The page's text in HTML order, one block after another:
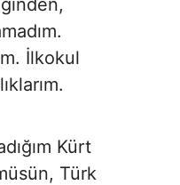
İlkokul
Kürt
Türk